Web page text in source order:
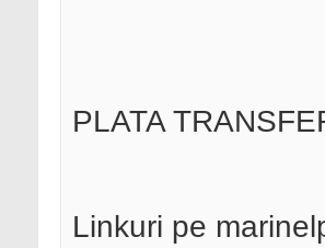
PLATA
Linkuri pe